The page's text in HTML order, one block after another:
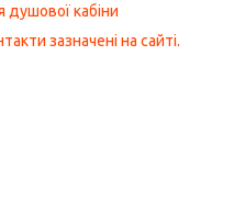
душової кабіни
зазначені на сайті.